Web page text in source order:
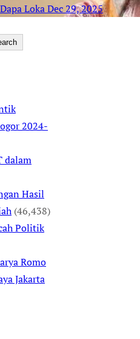
LokaDec 29, 2025
2024-
dalam
Hasil
(46,438)
Politik
Romo
Jakarta